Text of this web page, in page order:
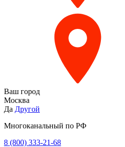
Ваш город
Москва
Да Другой
Многоканальный по РФ
8 (800) 333‑21-68